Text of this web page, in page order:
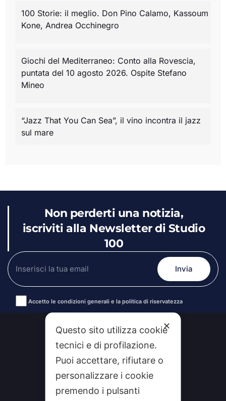
100 Storie: il meglio. Don Pino Calamo, Kassoum
Kone, Andrea Occhinegro
Giochi del Mediterraneo: Conto alla Rovescia,
puntata del 10 agosto 2026. Ospite Stefano
Mineo
“Jazz That You Can Sea”, il vino incontra il jazz
sul mare
Non perderti una notizia,
iscriviti alla Newsletter di Studio
100
Accetto le condizioni generali e la politica di riservatezza
Alternative:
✕
Questo sito utilizza cookie
tecnici e di profilazione.
Puoi accettare, rifiutare o
personalizzare i cookie
premendo i pulsanti